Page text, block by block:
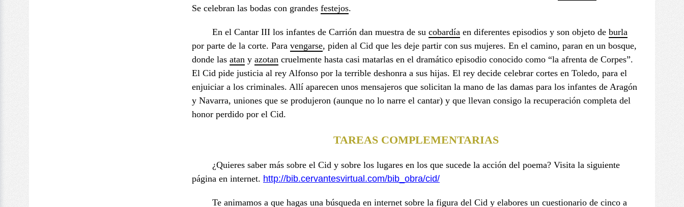
Se celebran las bodas con grandes festejos.
En el Cantar III los infantes de Carrión dan muestra de su cobardía en diferentes episodios y son objeto de burla
por parte de la corte. Para vengarse, piden al Cid que les deje partir con sus mujeres. En el camino, paran en un bosque,
donde las atan y azotan cruelmente hasta casi matarlas en el dramático episodio conocido como “la afrenta de Corpes”.
El Cid pide justicia al rey Alfonso por la terrible deshonra a sus hijas. El rey decide celebrar cortes en Toledo, para el
enjuiciar a los criminales. Allí aparecen unos mensajeros que solicitan la mano de las damas para los infantes de Aragón
y Navarra, uniones que se produjeron (aunque no lo narre el cantar) y que llevan consigo la recuperación completa del
honor perdido por el Cid.
TAREAS COMPLEMENTARIAS
¿Quieres saber más sobre el Cid y sobre los lugares en los que sucede la acción del poema? Visita la siguiente
página en internet. http://bib.cervantesvirtual.com/bib_obra/cid/
Te animamos a que hagas una búsqueda en internet sobre la figura del Cid y elabores un cuestionario de cinco a